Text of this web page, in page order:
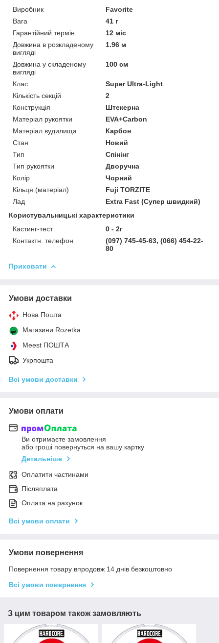
Виробник
Favorite
Вага
41 г
Гарантійний термін
12 міс
Довжина в розкладеному
вигляді
1.96 м
Довжина у складеному
вигляді
100 см
Клас
Super Ultra-Light
Кількість секцій
2
Конструкція
Штекерна
Матеріал рукоятки
EVA+Carbon
Матеріал вудилища
Карбон
Стан
Новий
Тип
Спінінг
Тип рукоятки
Дворучна
Колір
Чорний
Кільця (матеріал)
Fuji TORZITE
Лад
Extra Fast (Супер швидкий)
Користувальницькі характеристики
Кастинг-тест
0 - 2г
Контактн. телефон
(097) 745-45-63, (066) 454-22-
80
Приховати
Умови доставки
Нова Пошта
Магазини Rozetka
Meest ПОШТА
Укрпошта
Всі умови доставки
Умови оплати
Ви отримаєте замовлення
або гроші повернуться на вашу картку
Детальніше
Оплатити частинами
Післяплата
Оплата на рахунок
Всі умови оплати
Умови повернення
Повернення товару впродовж 14 днів безкоштовно
Всі умови повернення
З цим товаром також замовляють